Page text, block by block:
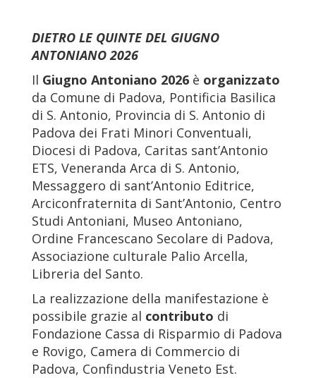
DIETRO LE QUINTE DEL GIUGNO
ANTONIANO 2026
Il Giugno Antoniano 2026 è organizzato
da Comune di Padova, Pontificia Basilica
di S. Antonio, Provincia di S. Antonio di
Padova dei Frati Minori Conventuali,
Diocesi di Padova, Caritas sant’Antonio
ETS, Veneranda Arca di S. Antonio,
Messaggero di sant’Antonio Editrice,
Arciconfraternita di Sant’Antonio, Centro
Studi Antoniani, Museo Antoniano,
Ordine Francescano Secolare di Padova,
Associazione culturale Palio Arcella,
Libreria del Santo.
La realizzazione della manifestazione è
possibile grazie al contributo di
Fondazione Cassa di Risparmio di Padova
e Rovigo, Camera di Commercio di
Padova, Confindustria Veneto Est.